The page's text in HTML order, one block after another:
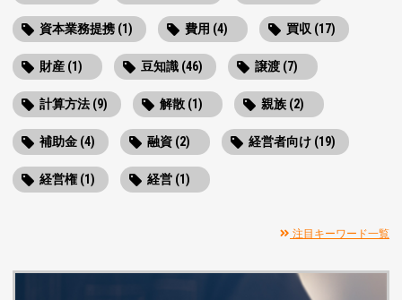
資本業務提携 (1) 費用 (4) 買収 (17)
財産 (1) 豆知識 (46) 譲渡 (7)
計算方法 (9) 解散 (1) 親族 (2)
補助金 (4) 融資 (2) 経営者向け (19)
経営権 (1) 経営 (1)
注目キーワード一覧